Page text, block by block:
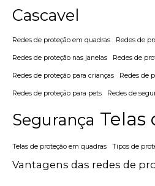
Cascavel
Redes de proteção em quadras Redes de
Redes de proteção nas janelas Redes de
Redes de proteção para crianças Redes de
Redes de proteção para pets Redes de
Segurança Telas
Telas de proteção em quadras Tipos de
Vantagens das redes de